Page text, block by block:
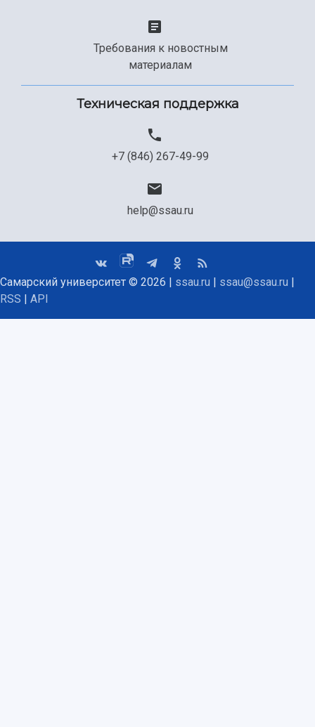
Требования к новостным
материалам
Техническая поддержка
+7 (846) 267-49-99
help@ssau.ru
Самарский университет © 2026 | ssau.ru | ssau@ssau.ru |
RSS | API